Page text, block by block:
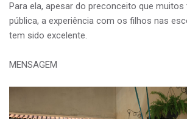
Para ela, apesar do preconceito que
pública, a experiência com os filhos nas
tem sido excelente.
MENSAGEM